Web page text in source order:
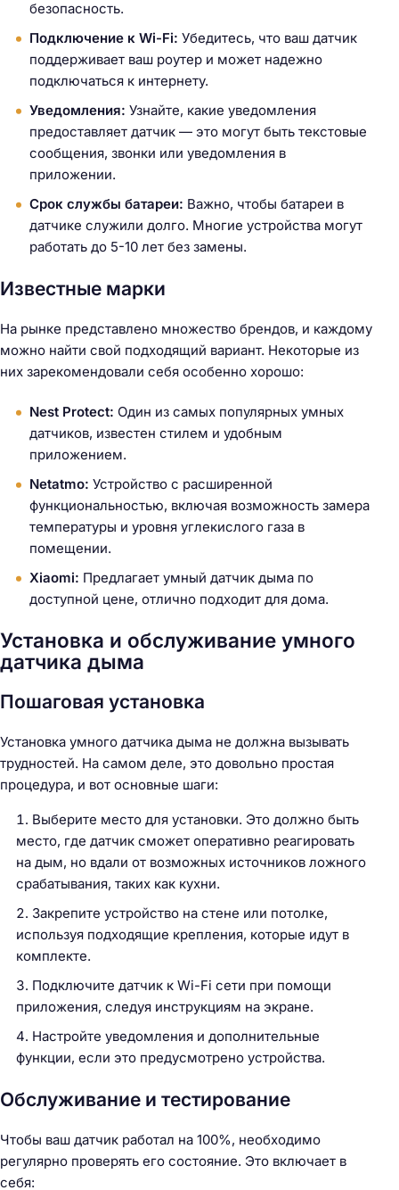
безопасность.
Подключение к Wi-Fi: Убедитесь, что ваш датчик
поддерживает ваш роутер и может надежно
подключаться к интернету.
Уведомления: Узнайте, какие уведомления
предоставляет датчик — это могут быть текстовые
сообщения, звонки или уведомления в
приложении.
Срок службы батареи: Важно, чтобы батареи в
датчике служили долго. Многие устройства могут
работать до 5-10 лет без замены.
Известные марки
На рынке представлено множество брендов, и каждому
можно найти свой подходящий вариант. Некоторые из
них зарекомендовали себя особенно хорошо:
Nest Protect: Один из самых популярных умных
датчиков, известен стилем и удобным
приложением.
Netatmo: Устройство с расширенной
функциональностью, включая возможность замера
температуры и уровня углекислого газа в
помещении.
Xiaomi: Предлагает умный датчик дыма по
доступной цене, отлично подходит для дома.
Установка и обслуживание умного
датчика дыма
Пошаговая установка
Установка умного датчика дыма не должна вызывать
трудностей. На самом деле, это довольно простая
процедура, и вот основные шаги:
Выберите место для установки. Это должно быть
место, где датчик сможет оперативно реагировать
на дым, но вдали от возможных источников ложного
срабатывания, таких как кухни.
Закрепите устройство на стене или потолке,
используя подходящие крепления, которые идут в
комплекте.
Подключите датчик к Wi-Fi сети при помощи
приложения, следуя инструкциям на экране.
Настройте уведомления и дополнительные
функции, если это предусмотрено устройства.
Обслуживание и тестирование
Чтобы ваш датчик работал на 100%, необходимо
регулярно проверять его состояние. Это включает в
себя: